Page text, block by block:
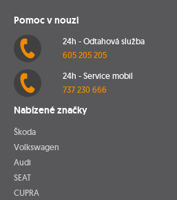
Pomoc v nouzi
24h - Odtahová služba
605 205 205
24h - Service mobil
737 230 666
Nabízené značky
Škoda
Volkswagen
Audi
SEAT
CUPRA